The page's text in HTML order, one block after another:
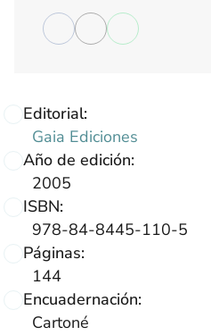
Editorial:
Gaia Ediciones
Año de edición:
2005
ISBN:
978-84-8445-110-5
Páginas:
144
Encuadernación:
Cartoné